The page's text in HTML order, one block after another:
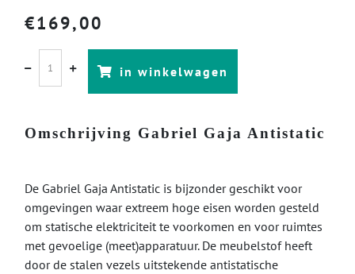
€169,00
in winkelwagen
Omschrijving Gabriel Gaja Antistatic
De Gabriel Gaja Antistatic is bijzonder geschikt voor
omgevingen waar extreem hoge eisen worden gesteld
om statische elektriciteit te voorkomen en voor ruimtes
met gevoelige (meet)apparatuur. De meubelstof heeft
door de stalen vezels uitstekende antistatische